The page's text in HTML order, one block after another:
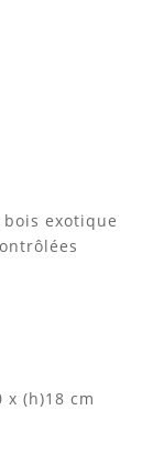
exotique
x (h)18 cm